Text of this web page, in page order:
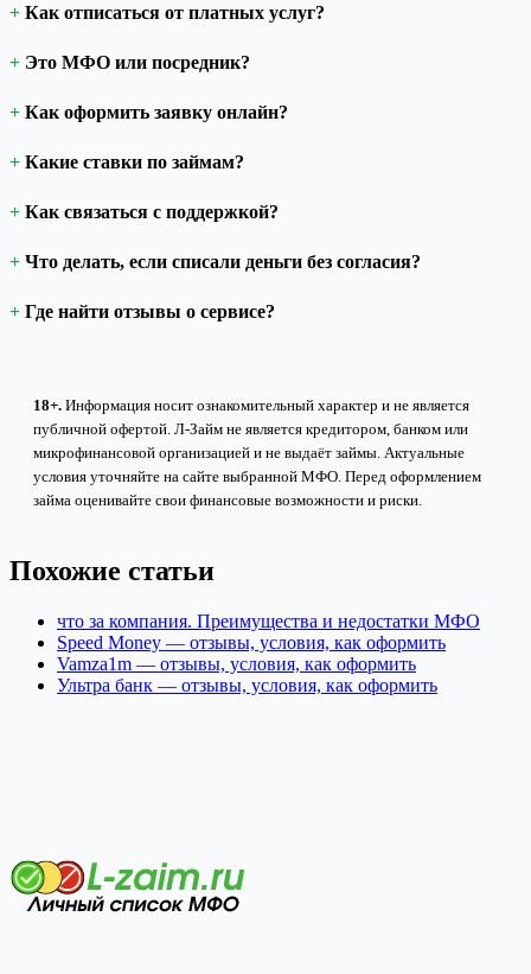
Как отписаться от платных услуг?
Это МФО или посредник?
Как оформить заявку онлайн?
Какие ставки по займам?
Как связаться с поддержкой?
Что делать, если списали деньги без согласия?
Где найти отзывы о сервисе?
18+. Информация носит ознакомительный характер и не является
публичной офертой. Л-Займ не является кредитором, банком или
микрофинансовой организацией и не выдаёт займы. Актуальные
условия уточняйте на сайте выбранной МФО. Перед оформлением
займа оценивайте свои финансовые возможности и риски.
Похожие статьи
что за компания. Преимущества и недостатки МФО
Speed Money — отзывы, условия, как оформить
Vamza1m — отзывы, условия, как оформить
Ультра банк — отзывы, условия, как оформить